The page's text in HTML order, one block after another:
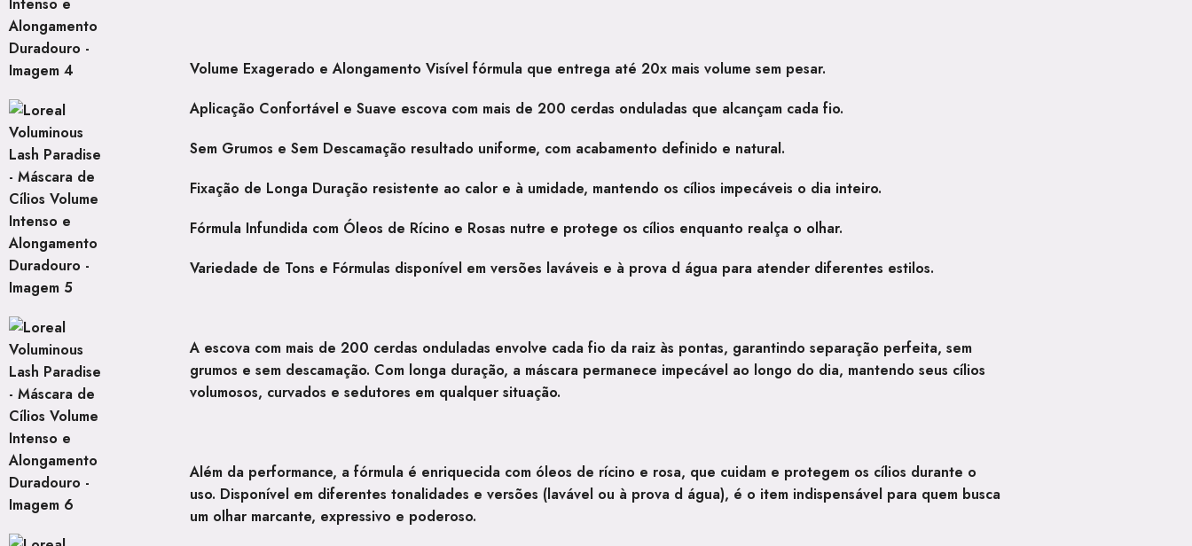
Volume Exagerado e Alongamento Visível fórmula que entrega até 20x mais volume sem pesar.
Aplicação Confortável e Suave escova com mais de 200 cerdas onduladas que alcançam cada fio.
Sem Grumos e Sem Descamação resultado uniforme, com acabamento definido e natural.
Fixação de Longa Duração resistente ao calor e à umidade, mantendo os cílios impecáveis o dia inteiro.
Fórmula Infundida com Óleos de Rícino e Rosas nutre e protege os cílios enquanto realça o olhar.
Variedade de Tons e Fórmulas disponível em versões laváveis e à prova d água para atender diferentes estilos.
A escova com mais de200 cerdas onduladas envolve cada fio da raiz às pontas, garantindo separação perfeita, sem
grumos e sem descamação. Com longa duração, a máscara permanece impecável ao longo do dia, mantendo seus cílios
volumosos, curvados e sedutores em qualquer situação.
Além da performance, a fórmula é enriquecida com óleos de rícino e rosa, que cuidam e protegem os cílios durante o
uso. Disponível em diferentes tonalidades e versões (lavável ou à prova d água), é o item indispensável para quem busca
um olhar marcante, expressivo e poderoso.